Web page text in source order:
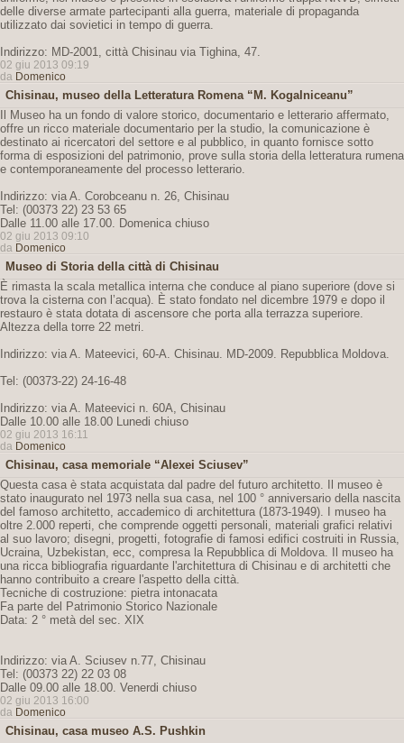
delle diverse armate partecipanti alla guerra, materiale di propaganda
utilizzato dai sovietici in tempo di guerra.
Indirizzo: MD-2001, città Chisinau via Tighina, 47.
02 giu 2013 09:19
da Domenico
Chisinau, museo della Letteratura Romena “M. Kogalniceanu”
Il Museo ha un fondo di valore storico, documentario e letterario affermato,
offre un ricco materiale documentario per la studio, la comunicazione è
destinato ai ricercatori del settore e al pubblico, in quanto fornisce sotto
forma di esposizioni del patrimonio, prove sulla storia della letteratura rumena
e contemporaneamente del processo letterario.
Indirizzo: via A. Corobceanu n. 26, Chisinau
Tel: (00373 22) 23 53 65
Dalle 11.00 alle 17.00. Domenica chiuso
02 giu 2013 09:10
da Domenico
Museo di Storia della città di Chisinau
È rimasta la scala metallica interna che conduce al piano superiore (dove si
trova la cisterna con l’acqua). È stato fondato nel dicembre 1979 e dopo il
restauro è stata dotata di ascensore che porta alla terrazza superiore.
Altezza della torre 22 metri.
Indirizzo: via A. Mateevici, 60-A. Chisinau. MD-2009. Repubblica Moldova.
Tel: (00373-22) 24-16-48
Indirizzo: via A. Mateevici n. 60A, Chisinau
Dalle 10.00 alle 18.00 Lunedi chiuso
02 giu 2013 16:11
da Domenico
Chisinau, casa memoriale “Alexei Sciusev”
Questa casa è stata acquistata dal padre del futuro architetto. Il museo è
stato inaugurato nel 1973 nella sua casa, nel 100 ° anniversario della nascita
del famoso architetto, accademico di architettura (1873-1949). I museo ha
oltre 2.000 reperti, che comprende oggetti personali, materiali grafici relativi
al suo lavoro; disegni, progetti, fotografie di famosi edifici costruiti in Russia,
Ucraina, Uzbekistan, ecc, compresa la Repubblica di Moldova. Il museo ha
una ricca bibliografia riguardante l'architettura di Chisinau e di architetti che
hanno contribuito a creare l'aspetto della città.
Tecniche di costruzione: pietra intonacata
Fa parte del Patrimonio Storico Nazionale
Data: 2 ° metà del sec. XIX
Indirizzo: via A. Sciusev n.77, Chisinau
Tel: (00373 22) 22 03 08
Dalle 09.00 alle 18.00. Venerdi chiuso
02 giu 2013 16:00
da Domenico
Chisinau, casa museo A.S. Pushkin